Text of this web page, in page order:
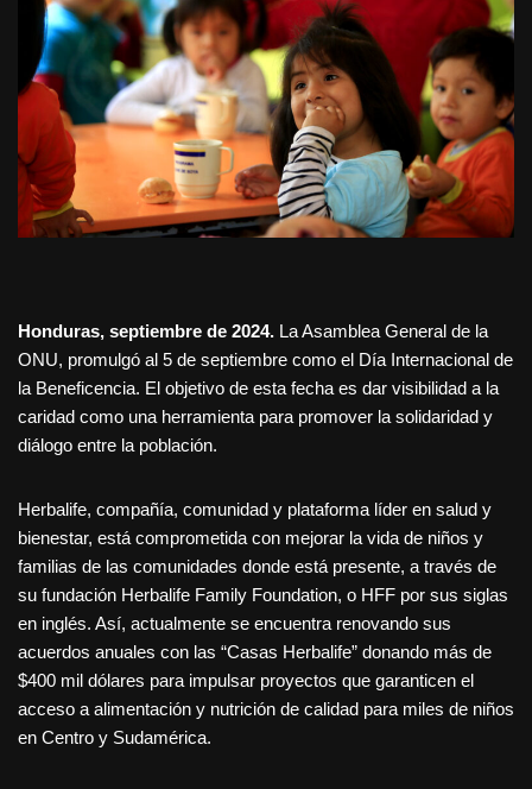
Honduras, septiembre de 2024. La Asamblea General de la
ONU, promulgó al 5 de septiembre como el Día Internacional de
la Beneficencia. El objetivo de esta fecha es dar visibilidad a la
caridad como una herramienta para promover la solidaridad y
diálogo entre la población.
Herbalife, compañía, comunidad y plataforma líder en salud y
bienestar, está comprometida con mejorar la vida de niños y
familias de las comunidades donde está presente, a través de
su fundación Herbalife Family Foundation, o HFF por sus siglas
en inglés. Así, actualmente se encuentra renovando sus
acuerdos anuales con las “Casas Herbalife” donando más de
$400 mil dólares para impulsar proyectos que garanticen el
acceso a alimentación y nutrición de calidad para miles de niños
en Centro y Sudamérica.